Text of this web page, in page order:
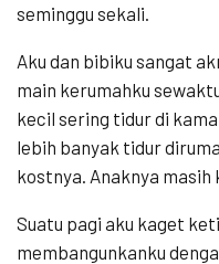
seminggu sekali.
Aku dan bibiku sangat
main kerumahku
kecil sering tidur di
lebih banyak tidur
kostnya. Anaknya masih
Suatu pagi aku kaget
membangunkanku